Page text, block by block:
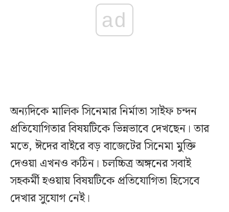
ad
অন্যদিকে মালিক সিনেমার নির্মাতা সাইফ চন্দন
প্রতিযোগিতার বিষয়টিকে ভিন্নভাবে দেখছেন। তার
মতে, ঈদের বাইরে বড় বাজেটের সিনেমা মুক্তি
দেওয়া এখনও কঠিন। চলচ্চিত্র অঙ্গনের সবাই
সহকর্মী হওয়ায় বিষয়টিকে প্রতিযোগিতা হিসেবে
দেখার সুযোগ নেই।